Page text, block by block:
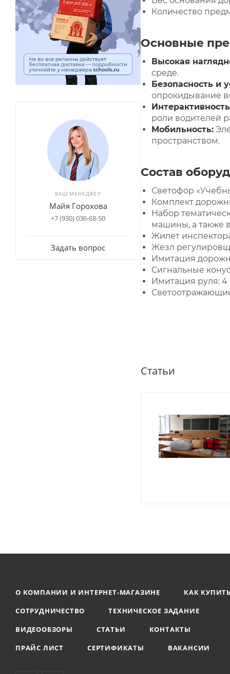
Количество
Основные
Высокая
среде.
Безопасность и
опрокидывание
роли водителей
Мобильность:
пространством.
Состав
Светофор
Комплект
Набор
машины, а также
Жилет
Жезл
Имитация
Сигнальные
Имитация руля:
Статьи
ВАШ МЕНЕДЖЕР
Майя Горохова
+7 (930) 036-68-50
Задать вопрос
О КОМПАНИИ И ИНТЕРНЕТ-МАГАЗИНЕ
КАК
СОТРУДНИЧЕСТВО
ТЕХНИЧЕСКОЕ ЗАДАНИЕ
ВИДЕООБЗОРЫ
СТАТЬИ
КОНТАКТЫ
ПРАЙС ЛИСТ
СЕРТИФИКАТЫ ВАКАНСИИ